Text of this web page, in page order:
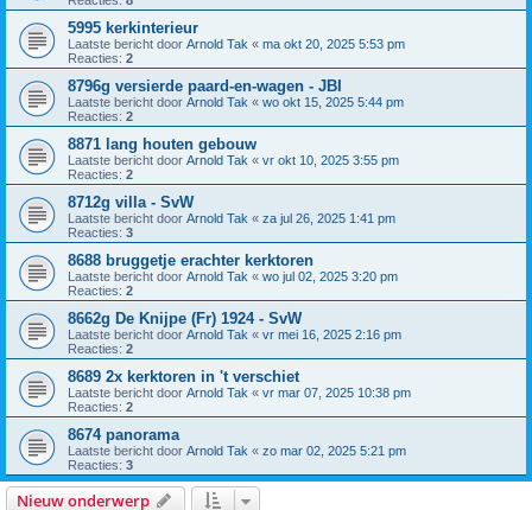
5995 kerkinterieur
Laatste bericht door Arnold Tak « ma okt 20, 2025 5:53 pm
Reacties: 2
8796g versierde paard-en-wagen - JBI
Laatste bericht door Arnold Tak « wo okt 15, 2025 5:44 pm
Reacties: 2
8871 lang houten gebouw
Laatste bericht door Arnold Tak « vr okt 10, 2025 3:55 pm
Reacties: 2
8712g villa - SvW
Laatste bericht door Arnold Tak « za jul 26, 2025 1:41 pm
Reacties: 3
8688 bruggetje erachter kerktoren
Laatste bericht door Arnold Tak « wo jul 02, 2025 3:20 pm
Reacties: 2
8662g De Knijpe (Fr) 1924 - SvW
Laatste bericht door Arnold Tak « vr mei 16, 2025 2:16 pm
Reacties: 2
8689 2x kerktoren in 't verschiet
Laatste bericht door Arnold Tak « vr mar 07, 2025 10:38 pm
Reacties: 2
8674 panorama
Laatste bericht door Arnold Tak « zo mar 02, 2025 5:21 pm
Reacties: 3
Nieuw onderwerp